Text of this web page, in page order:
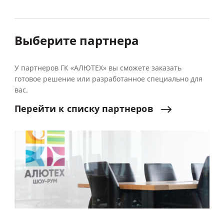
Выберите партнера
У партнеров ГК «АЛЮТЕХ» вы сможете заказать
готовое решение или разработанное специально для
вас.
Перейти к списку партнеров